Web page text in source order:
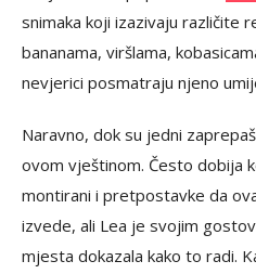
snimaka koji izazivaju različite
bananama, viršlama,
nevjerici posmatraju njeno
Naravno, dok su jedni
ovom vještinom. Često dobija
montirani i pretpostavke da
izvede, ali Lea je svojim
mjesta dokazala kako to radi.